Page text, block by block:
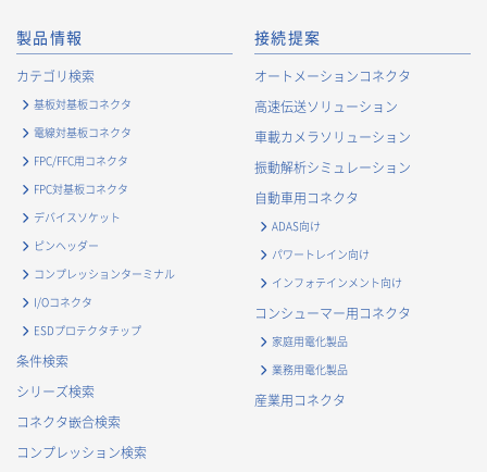
等、お客様へのサービス向上のため
・
お客様の情報管理のため
・
お客様との取引の進捗状況を管理するため
・
お客様に対してアンケートを実施するため
・
お客様からのお問合せに対して対応するため
・
マーケティング調査及び分析のため
お取引先および業務上関係する他社・団体・官公庁の方に関す
る個人情報
・
お問い合わせ対応、商談、打合せ等業務上必要な対応およ
・
契約の履行または事業上必要な取引先情報の管理のため
・
当社事業および取引に関するアンケート調査等への協力依
・
官公庁・各種業界団体等への報告・届出のため
製品情報
カテゴリ検索
基板対基板コネクタ
電線対基板コネクタ
FPC/FFC用コネクタ
FPC対基板コネクタ
デバイスソケット
ピンヘッダー
コンプレッションターミナル
I/Oコネクタ
ESDプロテクタチップ
条件検索
シリーズ検索
コネクタ嵌合検索
コンプレッション検索
接続提案
オートメーションコネクタ
高速伝送ソリューション
車載カメラソリューション
振動解析シミュレーション
自動車用コネクタ
ADAS向け
パワートレイン向け
インフォテインメント向け
コンシューマー用コネクタ
家庭用電化製品
業務用電化製品
産業用コネクタ